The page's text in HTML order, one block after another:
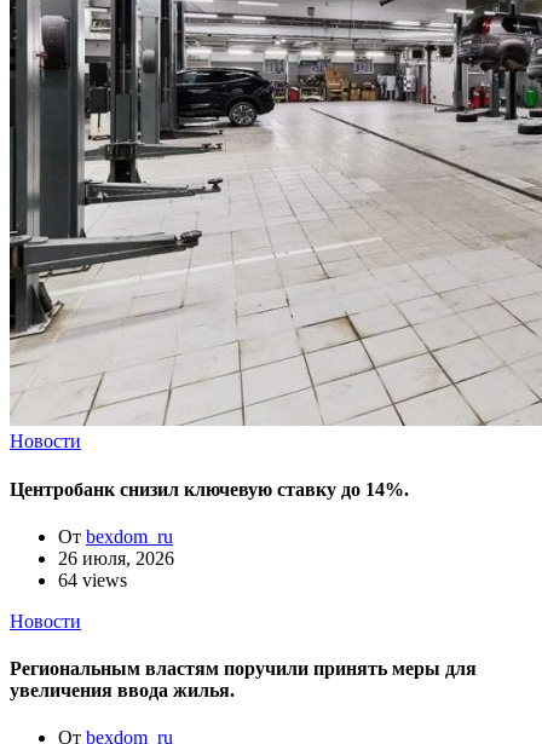
Новости
Центробанк снизил ключевую ставку до 14%.
От bexdom_ru
26 июля, 2026
64 views
Новости
Региональным властям поручили принять меры для
увеличения ввода жилья.
От bexdom_ru